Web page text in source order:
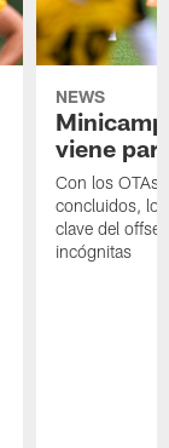
NEWS
viene
Con los OTAs
concluidos,
clave del
incógnitas